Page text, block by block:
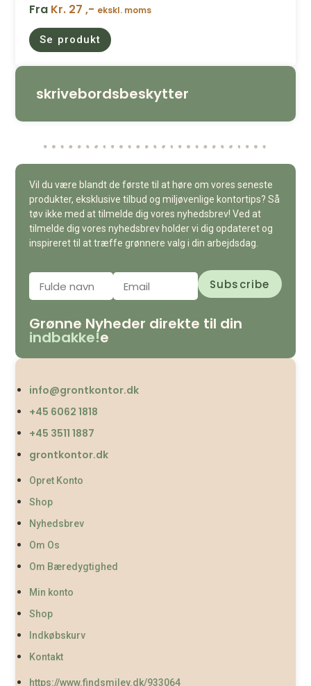
Fra Kr. 27 ,- ekskl. moms
Se produkt
skrivebordsbeskytter
Vil du være blandt de første til at høre om vores seneste
produkter, eksklusive tilbud og miljøvenlige kontortips? Så
tøv ikke med at tilmelde dig vores nyhedsbrev! Ved at
tilmelde dig vores nyhedsbrev holder vi dig opdateret og
inspireret til at træffe grønnere valg i din arbejdsdag.
Grønne Nyheder direkte til din
indbakke!e
info@grontkontor.dk
+45 6062 1818
+45 3511 1887
grontkontor.dk
Opret Konto
Shop
Nyhedsbrev
Om Os
Om Bæredygtighed
Min konto
Shop
Indkøbskurv
Kontakt
https://www.findsmiley.dk/933064